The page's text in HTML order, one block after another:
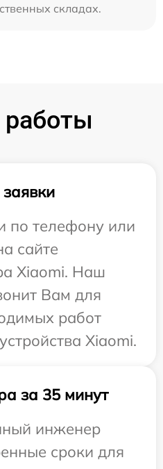
складах.
по телефону или
сайте
Xiaomi. Наш
Вам для
работ
Xiaomi.
за 35 минут
инженер
сроки для